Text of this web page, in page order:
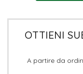
OTTIENI
A partire da